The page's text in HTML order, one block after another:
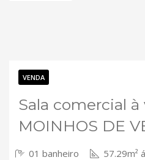
ANUCIE SEU IMOVEL
Contato
VENDA
Sala comercial à
MOINHOS DE
01 banheiro
57.29m²